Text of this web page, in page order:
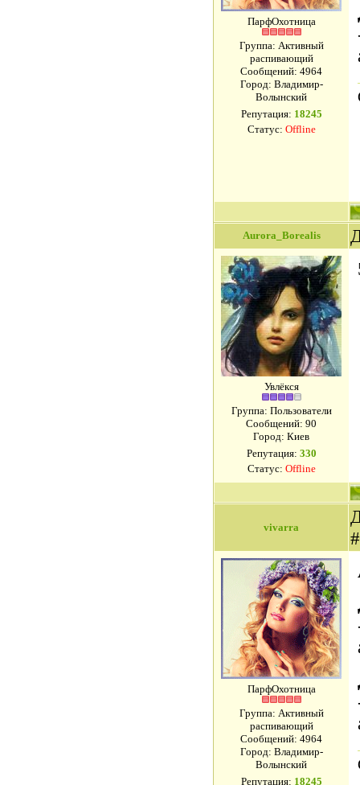
ПарфОхотница
Группа: Активный
распивающий
Сообщений: 4964
Город: Владимир-
Волынский
Репутация: 18245
Статус: Offline
Aurora_Borealis
Увлёкся
Группа: Пользователи
Сообщений: 90
Город: Киев
Репутация: 330
Статус: Offline
vivarra
ПарфОхотница
Группа: Активный
распивающий
Сообщений: 4964
Город: Владимир-
Волынский
Репутация: 18245